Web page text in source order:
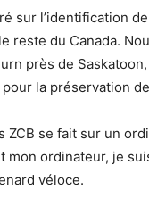
sur l’identification
reste du Canada.
près de
la préservation
se fait sur un
mon ordinateur, je
véloce.